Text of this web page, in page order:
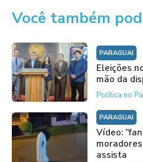
Você também
PARAGUAI
Eleições
mão da
Política no
PARAGUAI
Vídeo:
assista